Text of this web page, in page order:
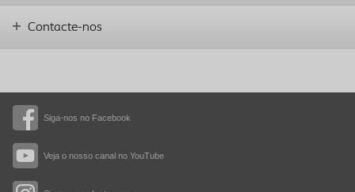
Siga-nos no Facebook
Veja o nosso canal no YouTube
Contacte-nos